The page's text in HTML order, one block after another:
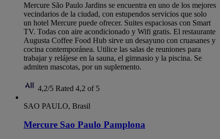
Mercure São Paulo Jardins se encuentra en uno de los mejores
vecindarios de la ciudad, con estupendos servicios que solo
un hotel Mercure puede ofrecer. Suites espaciosas con Smart
TV. Todas con aire acondicionado y Wifi gratis. El restaurante
Augusta Coffee Food Hub sirve un desayuno con cruasanes y
cocina contemporánea. Utilice las salas de reuniones para
trabajar y relájese en la sauna, el gimnasio y la piscina. Se
admiten mascotas, por un suplemento.
4,2/5 Rated 4,2 of 5
SAO PAULO, Brasil
Mercure Sao Paulo Pamplona